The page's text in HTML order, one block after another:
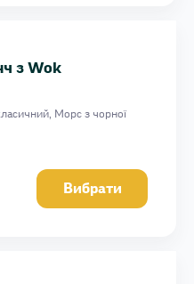
з Wok
Морс з чорної
Вибрати